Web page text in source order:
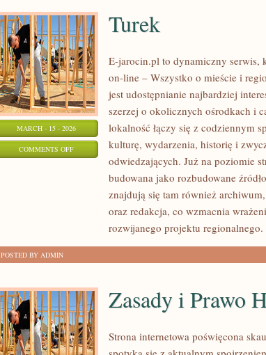
MARCH - 15 - 2026
COMMENTS OFFON
Turek
E-jarocin.pl to dynamiczny serwis,
on-line – Wszystko o mieście i
jest udostępnianie najbardziej
szerzej o okolicznych ośrodkach i
lokalność łączy się z codziennym
kulturę, wydarzenia, historię i
odwiedzających. Już na poziomie
budowana jako rozbudowane
znajdują się tam również
oraz redakcja, co wzmacnia
rozwijanego projektu regionalnego.
POSTED BY ADMIN
Zasady i Prawo
Strona internetowa poświęcona